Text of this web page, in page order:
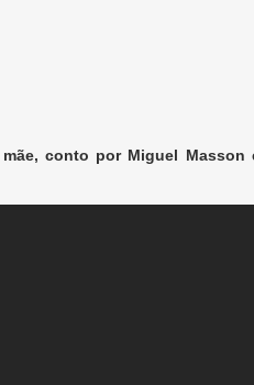
conto por Miguel Masson